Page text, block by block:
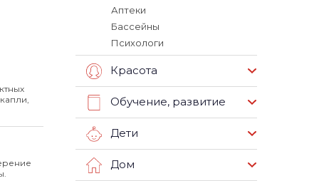
Аптеки
Бассейны
Психологи
Красота
Обучение, развитие
Дети
Дом